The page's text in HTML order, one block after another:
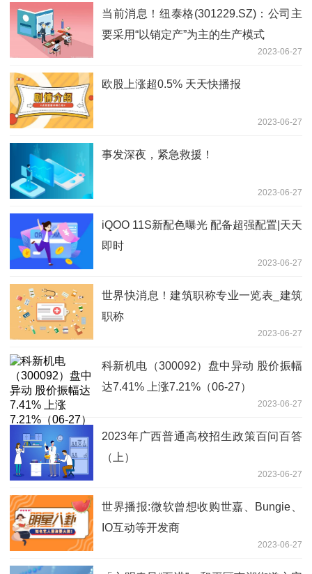
当前消息！纽泰格(301229.SZ)：公司主
要采用“以销定产”为主的生产模式
2023-06-27
欧股上涨超0.5% 天天快播报
2023-06-27
事发深夜，紧急救援！
2023-06-27
iQOO 11S新配色曝光 配备超强配置|天天
即时
2023-06-27
世界快消息！建筑职称专业一览表_建筑
职称
2023-06-27
科新机电（300092）盘中异动 股价振幅
达7.41% 上涨7.21%（06-27）
2023-06-27
2023年广西普通高校招生政策百问百答
（上）
2023-06-27
世界播报:微软曾想收购世嘉、Bungie、
IO互动等开发商
2023-06-27